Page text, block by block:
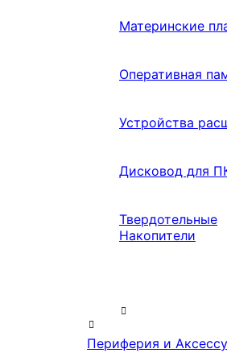
Материнские
Оперативная
Устройства
Дисковод для
Твердотельные
Накопители
Периферия и